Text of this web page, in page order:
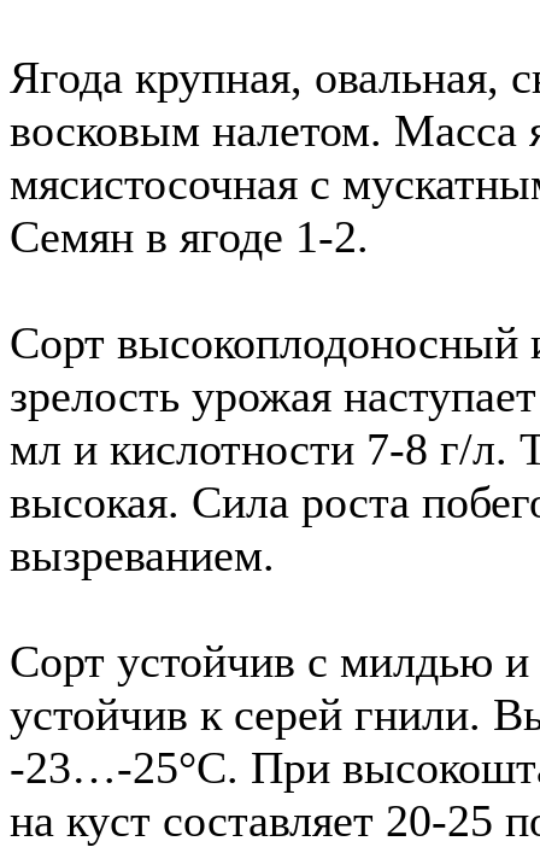
Ягода крупная, овальная,
восковым налетом. Масса
мясистосочная с
Семян в ягоде 1-2.
Сорт
зрелость урожая
мл и кислотности 7-8 г/л.
высокая. Сила роста
вызреванием.
Сорт устойчив с милдью
устойчив к серей гнили.
-23…-25°С. При
на куст составляет 20-25